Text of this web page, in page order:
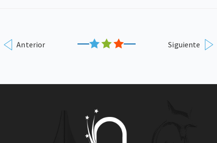
Anterior Siguiente